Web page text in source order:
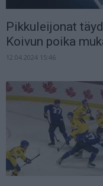
Pikkuleijonat
Koivun poika
12.04.2024 15:46